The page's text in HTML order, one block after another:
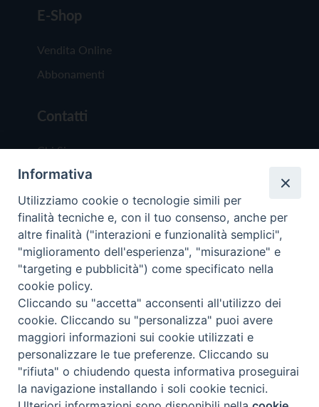
E-Shop
Vendita Online
Abbonamenti
Contatti
Chi Siamo
Redazione
Scrivici
Copyright © 2019 - Tutti i diritti riservati - Vita
Trentina Editrice
Privacy Policy
Torna
Informativa
Utilizziamo cookie o tecnologie simili per
finalità tecniche e, con il tuo consenso, anche per
altre finalità ("interazioni e funzionalità semplici",
"miglioramento dell'esperienza", "misurazione" e
"targeting e pubblicità") come specificato nella
cookie policy.
Cliccando su "accetta" acconsenti all'utilizzo dei
cookie. Cliccando su "personalizza" puoi avere
maggiori informazioni sui cookie utilizzati e
personalizzare le tue preferenze. Cliccando su
"rifiuta" o chiudendo questa informativa proseguirai
la navigazione installando i soli cookie tecnici.